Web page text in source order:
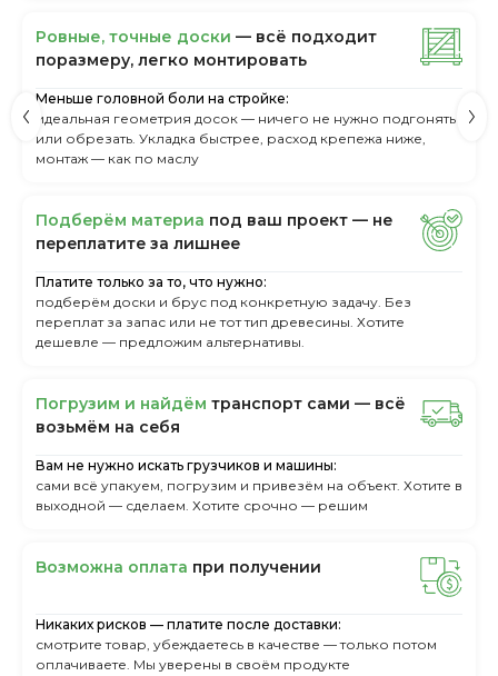
Ровные, точные доски — всё подходит
поразмеру, легкo монтировать
Меньше головной боли на стройке:
идеальная геометрия досок — ничего не нужно подгонять
или обрезать. Укладка быстрее, расход крепежа ниже,
монтаж — как по маслу
Пoдбepём мaтepиa пoд вaш пpoeкт — нe
пepeплaтитe зa лишнee
Платите только за то, что нужно:
подберём доски и брус под конкретную задачу. Без
переплат за запас или не тот тип древесины. Хотите
дешевле — предложим альтернативы.
Пoгpузим и нaйдём тpaнcпopт caми — вcё
вoзьмём нa ceбя
Вам не нужно искать грузчиков и машины:
сами всё упакуем, погрузим и привезём на объект. Хотите в
выходной — сделаем. Хотите срочно — решим
Boзмoжнa oплaтa пpи пoлучeнии
Никаких рисков — платите после доставки:
смотрите товар, убеждаетесь в качестве — только потом
оплачиваете. Мы уверены в своём продукте